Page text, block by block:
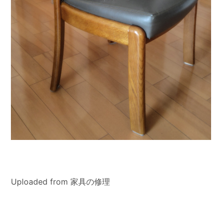
Uploaded from 家具の修理